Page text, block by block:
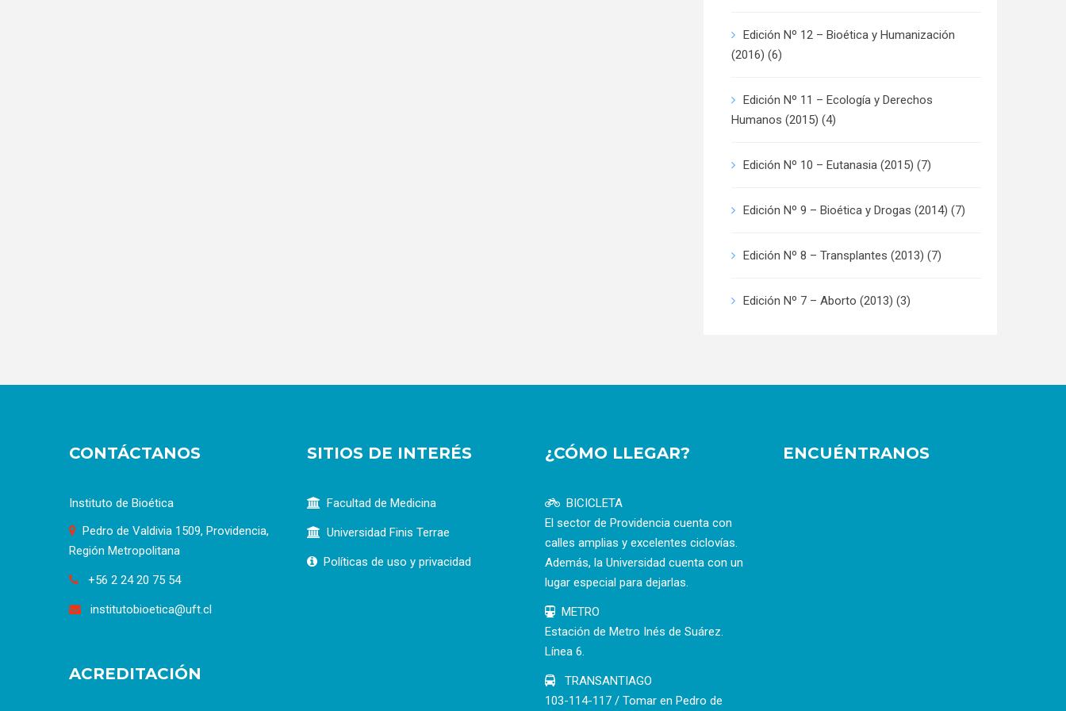
Edición Nº 12 – Bioética y Humanización
(2016) (6)
Edición Nº 11 – Ecología y Derechos
Humanos (2015) (4)
Edición Nº 10 – Eutanasia (2015) (7)
Edición Nº 9 – Bioética y Drogas (2014) (7)
Edición Nº 8 – Transplantes (2013) (7)
Edición Nº 7 – Aborto (2013) (3)
CONTÁCTANOS
Instituto de Bioética
Pedro de Valdivia 1509, Providencia,
Región Metropolitana
+56 2 24 20 75 54
institutobioetica@uft.cl
ACREDITACIÓN
SITIOS DE INTERÉS
Facultad de Medicina
Universidad Finis Terrae
Políticas de uso y privacidad
¿CÓMO LLEGAR?
BICICLETA
El sector de Providencia cuenta con
calles amplias y excelentes ciclovías.
Además, la Universidad cuenta con un
lugar especial para dejarlas.
METRO
Estación de Metro Inés de Suárez.
Línea 6.
TRANSANTIAGO
103-114-117 / Tomar en Pedro de
ENCUÉNTRANOS